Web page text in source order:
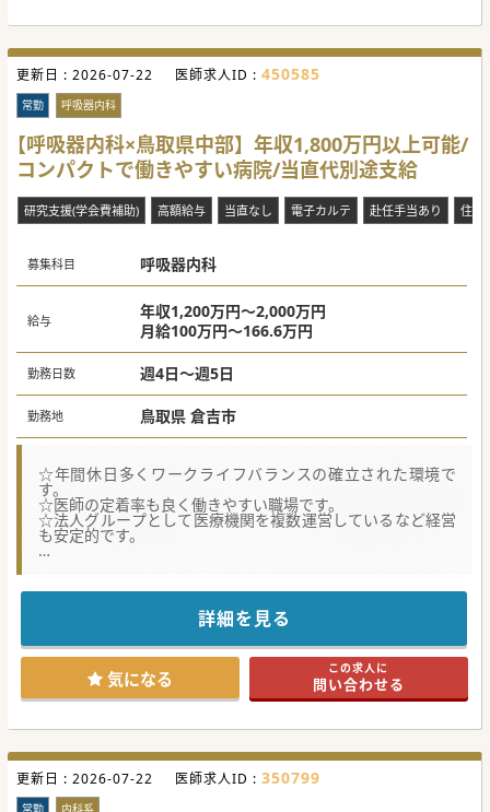
更新日 : 2026-07-22 医師求人ID : 450585
常勤 呼吸器内科
【呼吸器内科×鳥取県中部】年収1,800万円以上可能/
コンパクトで働きやすい病院/当直代別途支給
研究支援(学会費補助) 高額給与 当直なし 電子カルテ 赴任手当あり 住宅
募集科目 呼吸器内科
給与
年収1,200万円～2,000万円
月給100万円～166.6万円
勤務日数 週4日～週5日
勤務地 鳥取県 倉吉市
☆年間休日多くワークライフバランスの確立された環境で
す。
☆医師の定着率も良く働きやすい職場です。
☆法人グループとして医療機関を複数運営しているなど経営
も安定的です。
ワークライフバランスの充実を積極的に支援する病院です。
詳細を見る
気になる この求人に
問い合わせる
更新日 : 2026-07-22 医師求人ID : 350799
常勤 内科系